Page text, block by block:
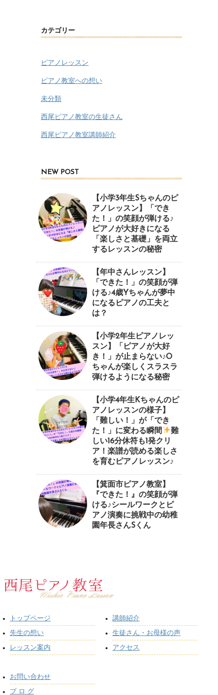
カテゴリー
ピアノレッスン
ピアノ教室への想い
未分類
西尾ピアノ教室の生徒さん
西尾ピアノ教室講師紹介
NEW POST
【小学3年生Sちゃんのピ
アノレッスン】「でき
た！」の笑顔が弾ける♪
ピアノが大好きになる
「楽しさと基礎」を両立
するレッスンの秘密
【年中さんレッスン】
「できた！」の笑顔が弾
ける♪4歳Yちゃんが夢中
になるピアノの工夫と
は？
【小学2年生ピアノレッ
スン】「ピアノが大好
き！」が止まらない♪O
ちゃんが楽しくスラスラ
弾けるようになる秘密
【小学4年生Kちゃんのピ
アノレッスンの様子】
「難しい！」が「でき
た！」に変わる瞬間
⁠難
しい16分休符も1発クリ
ア！楽譜が読める楽しさ
を育むピアノレッスン♪⁠
【箕面市ピアノ教室】
『できた！』の笑顔が弾
ける♪シールワークとピ
アノ演奏に挑戦中の幼稚
園年長さんSくん
トップページ
先生の想い
レッスン案内
講師紹介
生徒さん・お母様の声
アクセス
お問い合わせ
ブ ロ グ